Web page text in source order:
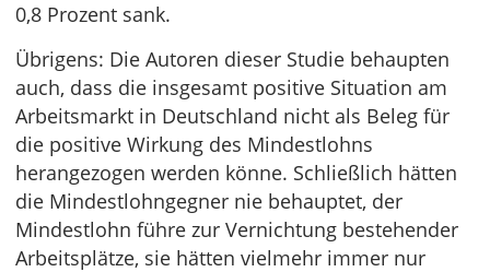
0,8 Prozent sank.
Übrigens: Die Autoren dieser Studie behaupten
auch, dass die insgesamt positive Situation am
Arbeitsmarkt in Deutschland nicht als Beleg für
die positive Wirkung des Mindestlohns
herangezogen werden könne. Schließlich hätten
die Mindestlohngegner nie behauptet, der
Mindestlohn führe zur Vernichtung bestehender
Arbeitsplätze, sie hätten vielmehr immer nur